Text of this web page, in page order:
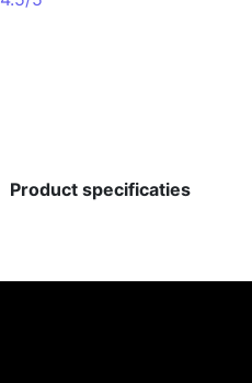
Product specificaties